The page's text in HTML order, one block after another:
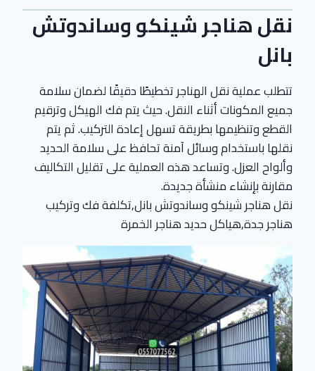
نقل هناجر شينكو وساندوتش
بانل
تتطلب عملية نقل الهناجر تخطيطًا دقيقًا لضمان سلامة
جميع المكونات أثناء النقل. حيث يتم فك الهيكل وترقيم
القطع وتنظيمها بطريقة تسهل إعادة التركيب. ثم يتم
نقلها باستخدام وسائل آمنة تحافظ على سلامة الحديد
وألواح العزل. وتساعد هذه العملية على تقليل التكاليف
مقارنة بإنشاء منشأة جديدة.
نقل هناجر شينكو وساندوتش بانل,تكلفة فك وتركيب
هناجر جدة,هياكل حديد هناجر الخمرة